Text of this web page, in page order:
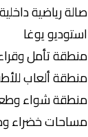
صالة رياضية
استوديو يوغا
منطقة تأمل
منطقة ألعاب
منطقة شواء
مساحات خضراء